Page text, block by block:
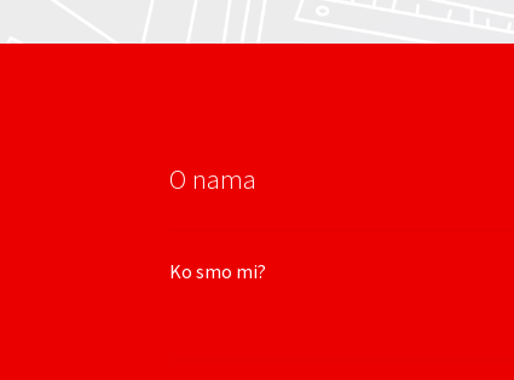
O nama
Ko smo mi?